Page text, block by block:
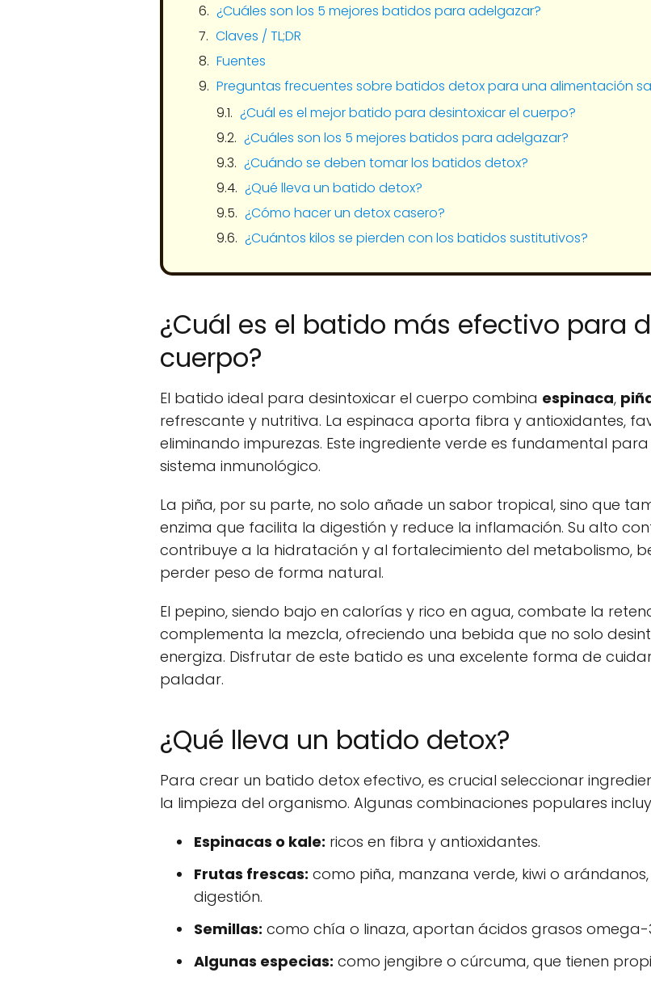
¿Cuáles son los 5 mejores batidos para adelgazar?
Claves / TL;DR
Fuentes
Preguntas frecuentes sobre batidos detox para una alimentación
¿Cuál es el mejor batido para desintoxicar el cuerpo?
¿Cuáles son los 5 mejores batidos para adelgazar?
¿Cuándo se deben tomar los batidos detox?
¿Qué lleva un batido detox?
¿Cómo hacer un detox casero?
¿Cuántos kilos se pierden con los batidos sustitutivos?
¿Cuál es el batido más efectivo para
cuerpo?
El batido ideal para desintoxicar el cuerpo combina espinaca,
refrescante y nutritiva. La espinaca aporta fibra y antioxidantes,
eliminando impurezas. Este ingrediente verde es fundamental
sistema inmunológico.
La piña, por su parte, no solo añade un sabor tropical, sino que
enzima que facilita la digestión y reduce la inflamación. Su alto
contribuye a la hidratación y al fortalecimiento del metabolismo,
perder peso de forma natural.
El pepino, siendo bajo en calorías y rico en agua, combate la
complementa la mezcla, ofreciendo una bebida que no solo
energiza. Disfrutar de este batido es una excelente forma de
paladar.
¿Qué lleva un batido detox?
Para crear un batido detox efectivo, es crucial seleccionar
la limpieza del organismo. Algunas combinaciones populares
Espinacas o kale: ricos en fibra y antioxidantes.
Frutas frescas: como piña, manzana verde, kiwi o
digestión.
Semillas: como chía o linaza, aportan ácidos grasos omega-
Algunas especias: como jengibre o cúrcuma, que tienen